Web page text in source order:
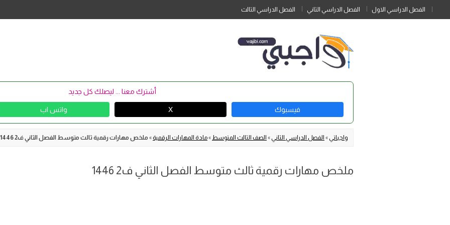
الفصل الدراسي الاول الفصل الدراسي الثاني الفصل الدراسي الثالث
أشترك معنا ... ليصلك كل جديد
فيسبوك X واتس اب
واجباتي » الفصل الدراسي الثاني » الصف الثالث المتوسط »مادة المهارات الرقمية » ملخص مهارات رقمية ثالث متوسط الفصل الثاني ف2 1446
ملخص مهارات رقمية ثالث متوسط الفصل الثاني ف2 1446